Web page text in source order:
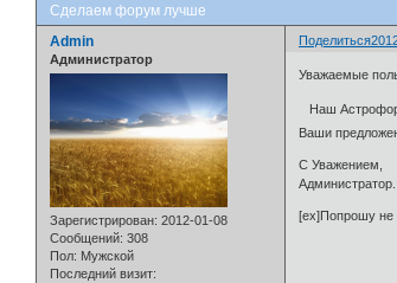
Сделаем форум лучше
Поделиться
Admin
Администратор
Зарегистрирован: 2012-01-08
Сообщений: 308
Пол: Мужской
Последний визит:
Уважаемые
Наш
Ваши
С Уважением,
[ex]Попрошу не